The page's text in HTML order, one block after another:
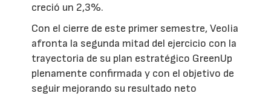
creció un 2,3%.
Con el cierre de este primer semestre, Veolia
afronta la segunda mitad del ejercicio con la
trayectoria de su plan estratégico GreenUp
plenamente confirmada y con el objetivo de
seguir mejorando su resultado neto